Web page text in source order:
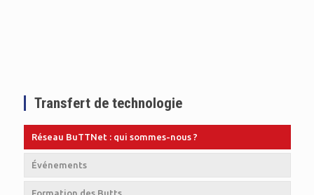
Transfert de technologie
Réseau BuTTNet : qui sommes-nous ?
Événements
Formation des Butts